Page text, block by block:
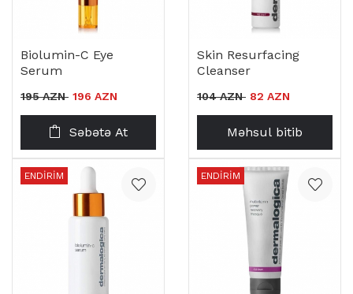
Biolumin-C Eye
Serum
195 AZN 196 AZN
Səbətə At
Skin Resurfacing
Cleanser
104 AZN 82 AZN
Məhsul bitib
ENDIRIM ENDIRIM